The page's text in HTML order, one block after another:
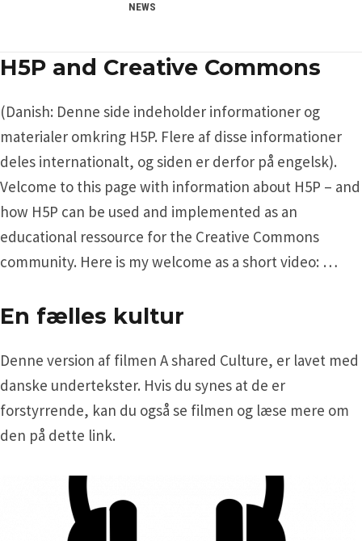
NEWS
H5P and Creative Commons
(Danish: Denne side indeholder informationer og
materialer omkring H5P. Flere af disse informationer
deles internationalt, og siden er derfor på engelsk).
Velcome to this page with information about H5P – and
how H5P can be used and implemented as an
educational ressource for the Creative Commons
community. Here is my welcome as a short video: …
En fælles kultur
Denne version af filmen A shared Culture, er lavet med
danske undertekster. Hvis du synes at de er
forstyrrende, kan du også se filmen og læse mere om
den på dette link.